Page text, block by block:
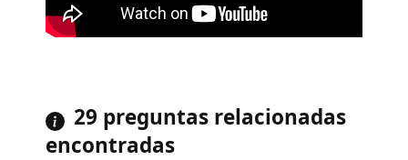
29 preguntas relacionadas
encontradas